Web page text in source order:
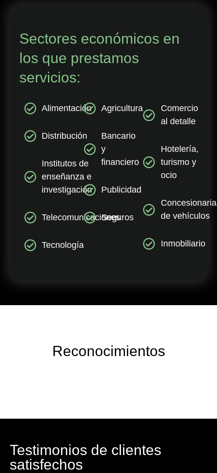
Sectores económicos en
los que prestamos
servicios:
Alimentación
Distribución
Institutos de
enseñanza e
investigación
Telecomunicaciones
Tecnología
Agricultura
Bancario
y
financiero
Publicidad
Seguros
Comercio
al detalle
Hotelería,
turismo y
ocio
de vehículos
Inmobiliario
Reconocimientos
Testimonios de clientes
satisfechos